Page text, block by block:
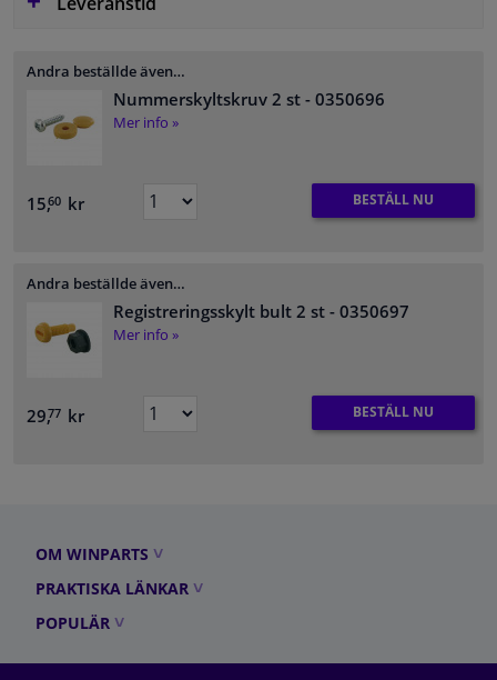
Andra beställde även…
Nummerskyltskruv 2 st - 0350696
Mer info »
15,60 kr BESTÄLL NU
Andra beställde även…
Registreringsskylt bult 2 st - 0350697
Mer info »
29,77 kr BESTÄLL NU
OM WINPARTS
PRAKTISKA LÄNKAR
POPULÄR